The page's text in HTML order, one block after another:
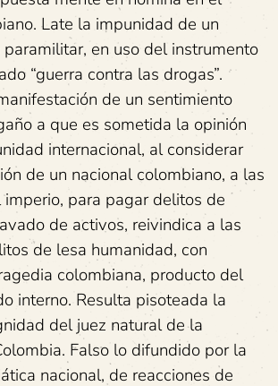
Late la impunidad de un
en uso del instrumento
“guerra contra las drogas”.
de un sentimiento
a que es sometida la opinión
internacional, al considerar
de un nacional colombiano, a las
para pagar delitos de
de activos, reivindica a las
de lesa humanidad, con
colombiana, producto del
interno. Resulta pisoteada la
del juez natural de la
Falso lo difundido por la
nacional, de reacciones de